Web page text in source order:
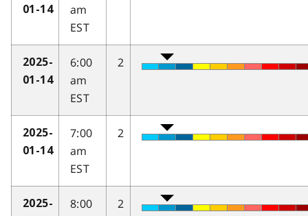
01-14
am
EST
2025-
01-14
6:00
am
EST
2
2025-
01-14
7:00
am
EST
2
2025-
8:00
2